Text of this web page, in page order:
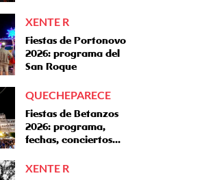
XENTE R
Fiestas de Portonovo
2026: programa del
San Roque
QUECHEPARECE
Fiestas de Betanzos
2026: programa,
fechas, conciertos...
XENTE R